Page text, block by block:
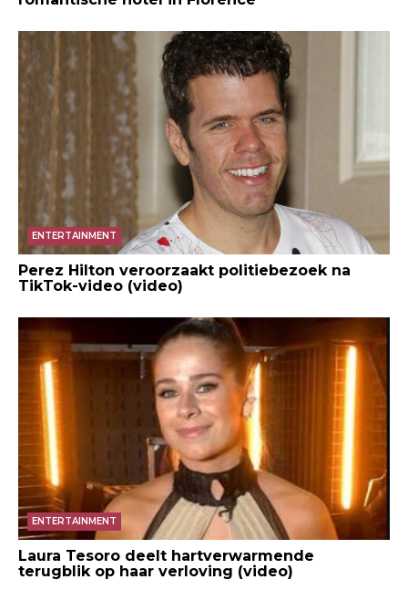
ENTERTAINMENT
Perez Hilton veroorzaakt politiebezoek na
TikTok-video (video)
ENTERTAINMENT
Laura Tesoro deelt hartverwarmende
terugblik op haar verloving (video)